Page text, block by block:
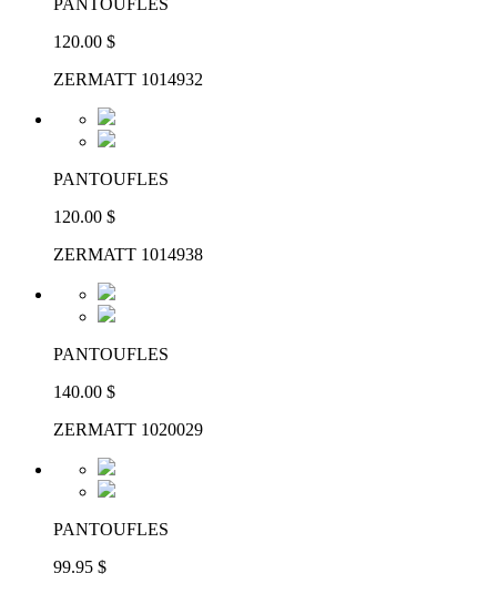
PANTOUFLES
120.00 $
ZERMATT 1014932
PANTOUFLES
120.00 $
ZERMATT 1014938
PANTOUFLES
140.00 $
ZERMATT 1020029
PANTOUFLES
99.95 $